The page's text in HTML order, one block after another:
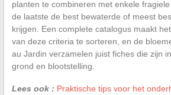
planten te combineren met enkele
de laatste de best bewaterde of meest
krijgen. Een complete catalogus maakt
van deze criteria te sorteren, en de
au Jardin verzamelen juist fiches die zijn
grond en blootstelling.
Lees ook : Praktische tips voor het